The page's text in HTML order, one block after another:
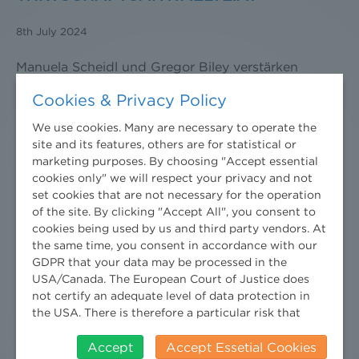
8th July 2024
Manuela Scheidl und Gregor Biley verstärken
DER STANDARD
21st May 2024
Gasversorger müssen Verbrauchern Schadenersatz
zahlen wenn russisches Gas ausbleibt
LEGAL§PEOPLE IN DER PRESSE
Cookies & Privacy Policy
We use cookies. Many are necessary to operate the
site and its features, others are for statistical or
marketing purposes. By choosing "Accept essential
cookies only" we will respect your privacy and not
set cookies that are not necessary for the operation
of the site. By clicking "Accept All", you consent to
cookies being used by us and third party vendors. At
the same time, you consent in accordance with our
GDPR that your data may be processed in the
USA/Canada. The European Court of Justice does
not certify an adequate level of data protection in
the USA. There is therefore a particular risk that
control and monitoring purposes and that no
Accept
Accept Essetial Cookies